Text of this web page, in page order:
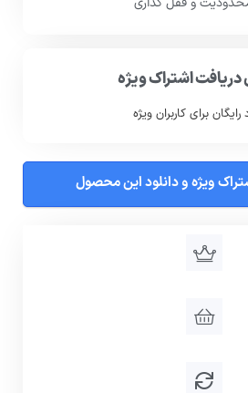
دریافت اشتراک ویژه
رایگان برای کاربران ویژه
ویژه و دانلود این محصول